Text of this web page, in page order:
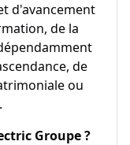
d'avancement
de la
de
ou
Groupe?